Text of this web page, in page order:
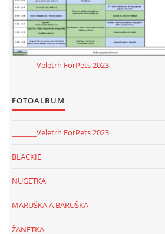
_______Veletrh ForPets 2023
FOTOALBUM
_______Veletrh ForPets 2023
BLACKIE
NUGETKA
MARUŠKA A BARUŠKA
ŽANETKA